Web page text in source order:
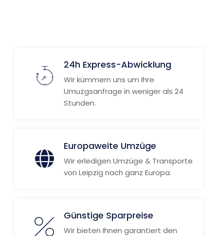
24h Express-Abwicklung
Wir kümmern uns um Ihre
Umuzgsanfrage in weniger als 24
Stunden.
Europaweite Umzüge
Wir erledigen Umzüge & Transporte
von Leipzig nach ganz Europa.
Günstige Sparpreise
Wir bieten Ihnen garantiert den